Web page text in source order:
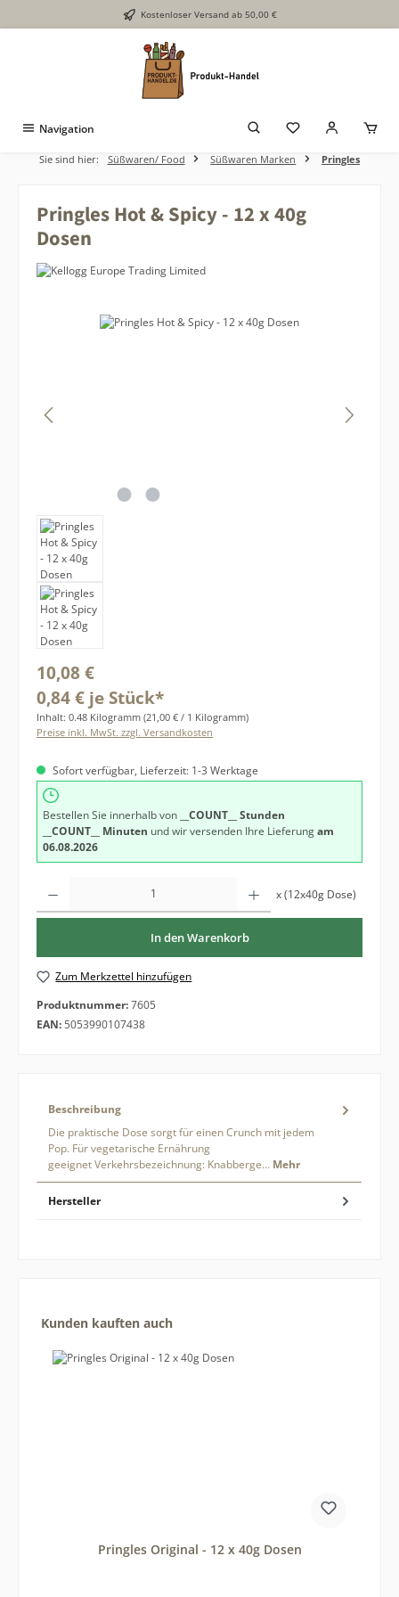
Zum Hauptinhalt springen Kostenloser Versand ab 50,00 €
Navigation
Sie sind hier: Süßwaren/ Food Süßwaren Marken Pringles
Pringles Hot & Spicy - 12 x 40g
Dosen
Bildergalerie überspringen
Regulärer Preis:
10,08 €
0,84 € je Stück*
Inhalt: 0.48 Kilogramm (21,00 € / 1 Kilogramm)
Preise inkl. MwSt. zzgl. Versandkosten
Sofort verfügbar, Lieferzeit: 1-3 Werktage
Bestellen Sie innerhalb von
__COUNT__ Stunden
__COUNT__ Minuten und wir versenden Ihre Lieferungam
06.08.2026
x (12x40g Dose)
In den Warenkorb
Zum Merkzettel hinzufügen
Produktnummer:7605
EAN: 5053990107438
Beschreibung
Die praktische Dose sorgt für einen Crunch mit jedem
Pop. Für vegetarische Ernährung
geeignet Verkehrsbezeichnung: Knabberge… Mehr
Hersteller
Produktgalerie überspringen
Kunden kauften auch
Pringles Original - 12 x 40g Dosen